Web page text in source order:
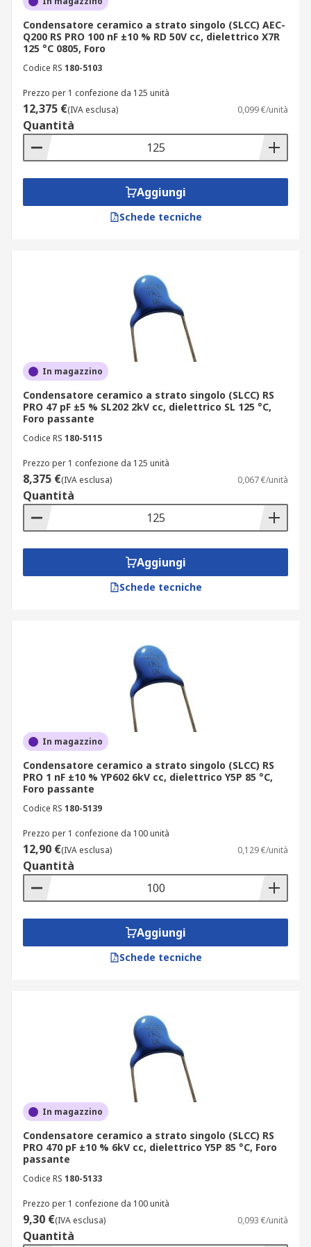
livello di capacità, se necessario, in una
particolare applicazione.
I condensatori ceramici a strato singolo
sono spesso utilizzati per compensazione
disaccoppiamento, circuiti risonanti, bypass,
alimentazione CA e applicazioni di
filtraggio.
Condensatore ceramico a strato singolo (SLCC) AEC-
Q200 RS PRO 100 nF ±10 % RD 50V cc, dielettrico X7R
125 °C 0805, Foro
Codice RS 180-5103
Prezzo per 1 confezione da 125 unità
12,375 €(IVA esclusa) 0,099 €/unità
Quantità
Aggiungi
Schede tecniche
In magazzino
Condensatore ceramico a strato singolo (SLCC) RS
PRO 47 pF ±5 % SL202 2kV cc, dielettrico SL 125 °C,
Foro passante
Codice RS 180-5115
Prezzo per 1 confezione da 125 unità
8,375 €(IVA esclusa) 0,067 €/unità
Quantità
Aggiungi
Schede tecniche
In magazzino
Condensatore ceramico a strato singolo (SLCC) RS
PRO 1 nF ±10 % YP602 6kV cc, dielettrico Y5P 85 °C,
Foro passante
Codice RS 180-5139
Prezzo per 1 confezione da 100 unità
12,90 €(IVA esclusa) 0,129 €/unità
Quantità
Aggiungi
Schede tecniche
In magazzino
Condensatore ceramico a strato singolo (SLCC) RS
PRO 470 pF ±10 % 6kV cc, dielettrico Y5P 85 °C, Foro
passante
Codice RS 180-5133
Prezzo per 1 confezione da 100 unità
9,30 €(IVA esclusa) 0,093 €/unità
Quantità